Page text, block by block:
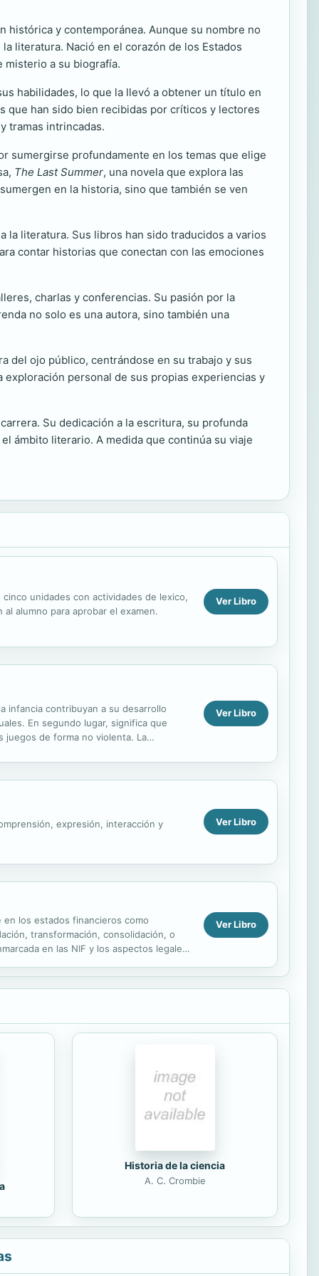
y contemporánea. Aunque su nombre no
literatura. Nació en el corazón de los Estados
misterio a su biografía.
habilidades, lo que la llevó a obtener un título en
que han sido bien recibidas por críticos y lectores
tramas intrincadas.
sumergirse profundamente en los temas que elige
The Last Summer, una novela que explora las
en la historia, sino que también se ven
la literatura. Sus libros han sido traducidos a varios
contar historias que conectan con las emociones
charlas y conferencias. Su pasión por la
no solo es una autora, sino también una
del ojo público, centrándose en su trabajo y sus
personal de sus propias experiencias y
Su dedicación a la escritura, su profunda
ámbito literario. A medida que continúa su viaje
unidades con actividades de lexico,
alumno para aprobar el examen.
Ver Libro
infancia contribuyan a su desarrollo
En segundo lugar, significa que
juegos de forma no violenta. La
Ver Libro
expresión, interacción y Ver Libro
los estados financieros como
transformación, consolidación, o
en las NIF y los aspectos legales
Ver Libro
Historia de la ciencia
A. C. Crombie